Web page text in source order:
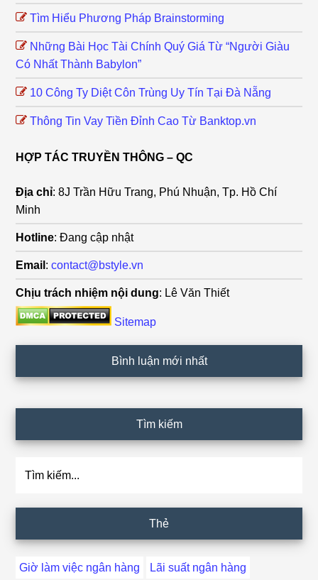
Tìm Hiểu Phương Pháp Brainstorming
Những Bài Học Tài Chính Quý Giá Từ “Người Giàu
Có Nhất Thành Babylon”
10 Công Ty Diệt Côn Trùng Uy Tín Tại Đà Nẵng
Thông Tin Vay Tiền Đỉnh Cao Từ Banktop.vn
HỢP TÁC TRUYỀN THÔNG – QC
Địa chỉ: 8J Trần Hữu Trang, Phú Nhuận, Tp. Hồ Chí
Minh
Hotline: Đang cập nhật
Email :contact@bstyle.vn
Chịu trách nhiệm nội dung: Lê Văn Thiết
Sitemap
Bình luận mới nhất
Tìm kiếm
Thẻ
Giờ làm việc ngân hàng Lãi suất ngân hàng